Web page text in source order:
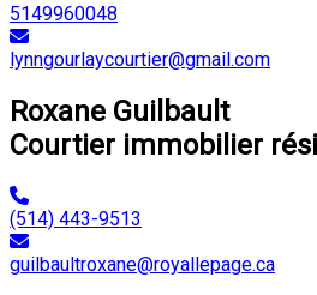
5149960048
lynngourlaycourtier@gmail.com
Roxane Guilbault
Courtier immobilier
(514) 443-9513
guilbaultroxane@royallepage.ca